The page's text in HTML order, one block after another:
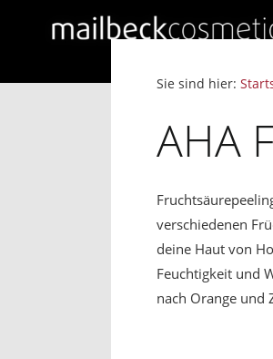
Sie sind hier:
AHA
verschiedenen
deine Haut von
Feuchtigkeit und
nach Orange und